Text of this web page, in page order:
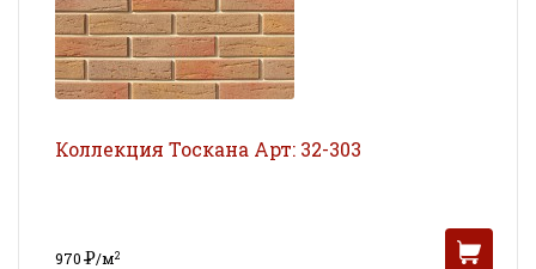
Коллекция Тоскана Арт: 32-303
970Р/м2